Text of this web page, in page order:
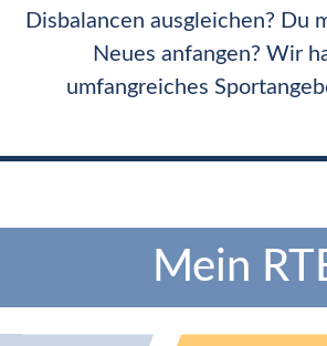
Disbalancen ausgleichen? Du
Neues anfangen? Wir
umfangreiches
Mein